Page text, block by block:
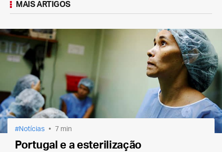
MAIS ARTIGOS
Notícias 7 min
Portugal e a esterilização